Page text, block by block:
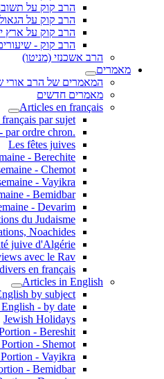
הרב קוק על
הרב קוק על
הרב קוק על ארץ
הרב קוק -
הרב אשכנזי (מניטו)
מאמרים
המאמרים של הרב אורי
מאמרים חדשים
Articles en français
par sujet
.Articles en français - par ordre chron
Les fêtes juives
- Berechite
- Chemot
- Vayikra
- Bemidbar
- Devarim
du Judaisme
Noachides
juive d'Algérie
avec le Rav
en français
Articles in English
by subject
- by date
Jewish Holidays
- Bereshit
- Shemot
- Vayikra
- Bemidbar